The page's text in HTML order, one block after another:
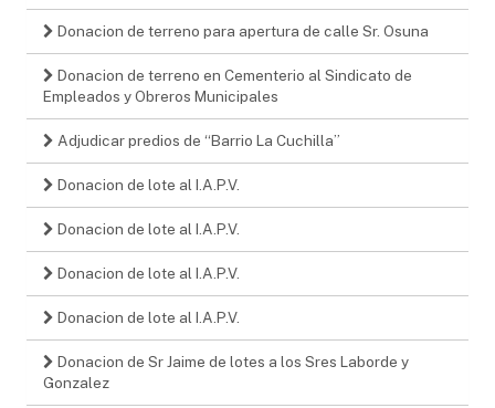
Donacion de terreno para apertura de calle Sr. Osuna
Donacion de terreno en Cementerio al Sindicato de
Empleados y Obreros Municipales
Adjudicar predios de “Barrio La Cuchilla”
Donacion de lote al I.A.P.V.
Donacion de lote al I.A.P.V.
Donacion de lote al I.A.P.V.
Donacion de lote al I.A.P.V.
Donacion de Sr Jaime de lotes a los Sres Laborde y
Gonzalez